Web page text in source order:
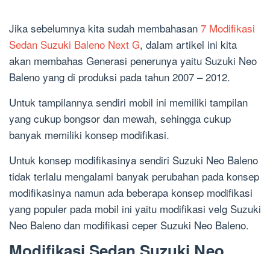
Jika sebelumnya kita sudah membahasan 7 Modifikasi
Sedan Suzuki Baleno Next G, dalam artikel ini kita
akan membahas Generasi penerunya yaitu Suzuki Neo
Baleno yang di produksi pada tahun 2007 – 2012.
Untuk tampilannya sendiri mobil ini memiliki tampilan
yang cukup bongsor dan mewah, sehingga cukup
banyak memiliki konsep modifikasi.
Untuk konsep modifikasinya sendiri Suzuki Neo Baleno
tidak terlalu mengalami banyak perubahan pada konsep
modifikasinya namun ada beberapa konsep modifikasi
yang populer pada mobil ini yaitu modifikasi velg Suzuki
Neo Baleno dan modifikasi ceper Suzuki Neo Baleno.